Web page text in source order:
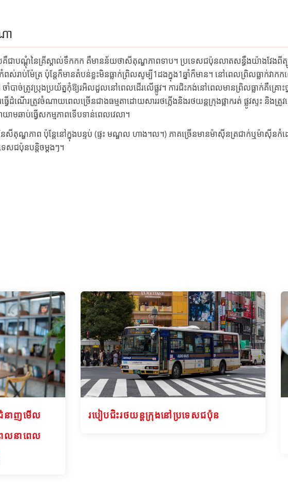
ា
គឺជាបណ្តុំនៃគ្រីស្តាល់ទឹកកក គឺមានន័យថាសីតុណ្ហភាពទាប។ ប្រទេសជប៉ុនលាតសន្ធឹងយ៉ាងវែងពី
ពស់រាប់ម៉ែត្រ ប៉ុន្តែក៏មានតំបន់ខ្លះមិនធ្លាក់ព្រិលសូម្បី1ដងក្នុង1ឆ្នាំក៏មាន។ នៅពេលព្រិលធ្លាក់វាកក
បាច់ត្រូវប្រុងប្រយ័ត្នកុំឱ្យរអិលដួលនៅពេលដើរលើផ្លូវ។ ការជិះកង់នៅពេលមានព្រិលធ្លាក់គឺគ្រោះថ្
ដំណើរត្រូវចំណាយពេលច្រើនជាងធម្មតាដោយសាររថភ្លើងនិងរថយន្តក្រុងផ្អាករត់ ផ្លូវស្ទះ និងត្រូ
យាមឆាប់ធ្វើសកម្មភាពទើបទាន់ពេលវេលា។
តុណ្ហភាព ប៉ុន្តែនៅក្នុងបន្ទប់ (ផ្ទះ មណ្ឌល ហាង។ល។) ភាគច្រើនមានម៉ាស៊ីនត្រជាក់ឬម៉ាស៊ីនកំដ
សជប៉ុនបន្តិចម្ដងៗ។
នាញមើល
លនាពេល
របៀបជិះរថយន្តក្រុងនៅប្រទេសជប៉ុន